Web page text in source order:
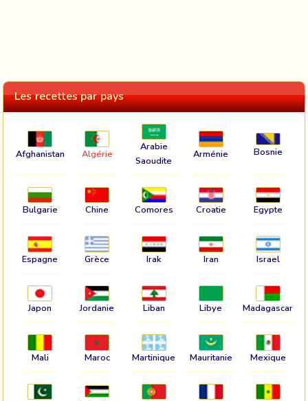
Les recettes par pays
Afghanistan Algérie
Arabie
Saoudite
Arménie Bosnie
Bulgarie Chine Comores Croatie Egypte
Espagne Grèce Irak Iran Israel
Japon Jordanie Liban Libye Madagascar
Mali Maroc Martinique Mauritanie Mexique